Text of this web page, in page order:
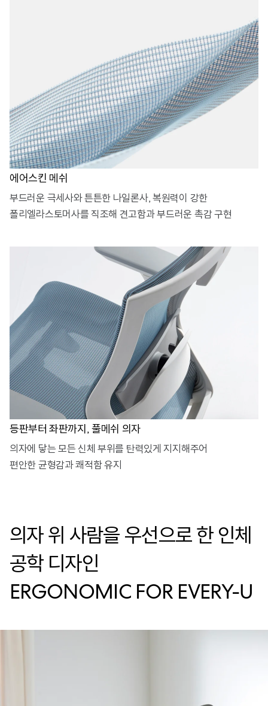
에어스킨 메쉬
부드러운 극세사와 튼튼한 나일론사, 복원력이 강한
폴리엘라스토머사를 직조해 견고함과 부드러운 촉감 구현
등판부터 좌판까지, 풀메쉬 의자
의자에 닿는 모든 신체 부위를 탄력있게 지지해주어
편안한 균형감과 쾌적함 유지
의자 위 사람을 우선으로 한 인체
공학 디자인
ERGONOMIC FOR EVERY-U